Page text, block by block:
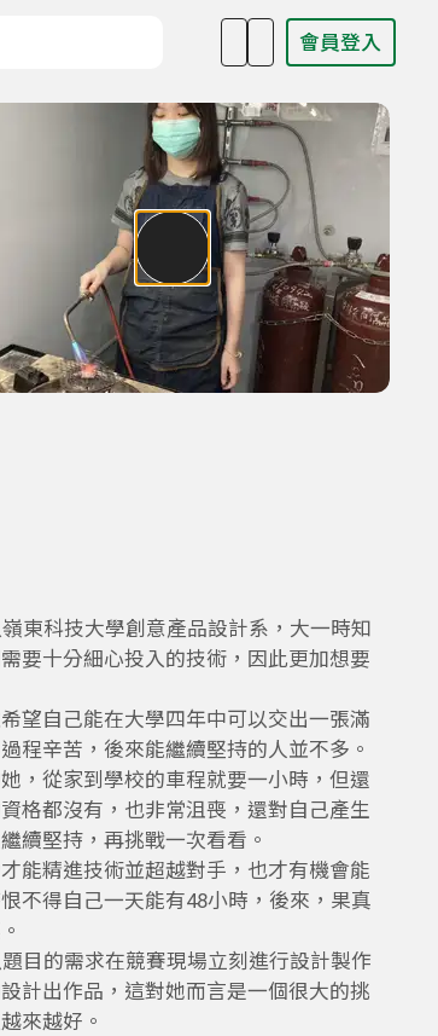
會員登入
東科技大學創意產品設計系，大一時知
要十分細心投入的技術，因此更加想要
望自己能在大學四年中可以交出一張滿
程辛苦，後來能繼續堅持的人並不多。
，從家到學校的車程就要一小時，但還
格都沒有，也非常沮喪，還對自己產生
續堅持，再挑戰一次看看。
能精進技術並超越對手，也才有機會能
不得自己一天能有48小時，後來，果真
目的需求在競賽現場立刻進行設計製作
計出作品，這對她而言是一個很大的挑
來越好。